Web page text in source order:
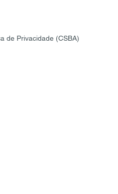
de Privacidade (CSBA)